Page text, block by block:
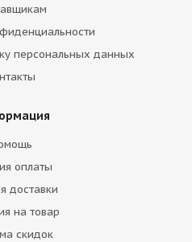
персональных данных
оплаты
доставки
на товар
скидок